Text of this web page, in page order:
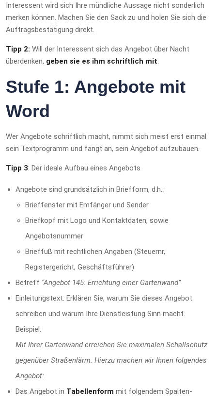
Interessent wird sich Ihre mündliche Aussage nicht sonderlich
merken können. Machen Sie den Sack zu und holen Sie sich die
Auftragsbestätigung direkt.
Tipp 2: Will der Interessent sich das Angebot über Nacht
überdenken, geben sie es ihm schriftlich mit.
Stufe 1: Angebote mit
Word
Wer Angebote schriftlich macht, nimmt sich meist erst einmal
sein Textprogramm und fängt an, sein Angebot aufzubauen.
Tipp 3: Der ideale Aufbau eines Angebots
Angebote sind grundsätzlich in Briefform, d.h.:
Brieffenster mit Emfänger und Sender
Briefkopf mit Logo und Kontaktdaten, sowie
Angebotsnummer
Brieffuß mit rechtlichen Angaben (Steuernr,
Registergericht, Geschäftsführer)
Betreff “Angebot 145: Errichtung einer Gartenwand”
Einleitungstext: Erklären Sie, warum Sie dieses Angebot
schreiben und warum Ihre Dienstleistung Sinn macht.
Beispiel:
Mit Ihrer Gartenwand erreichen Sie maximalen Schallschutz
gegenüber Straßenlärm. Hierzu machen wir Ihnen folgendes
Angebot:
Das Angebot in Tabellenform mit folgendem Spalten-